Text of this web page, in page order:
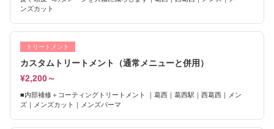
ンズカット
トリートメント
カスタムトリートメント（通常メニューと併用）
¥2,200～
■内部補修＋コーティングトリートメント ｜葛西｜葛西駅｜西葛西｜メン
ズ｜メンズカット｜メンズパーマ